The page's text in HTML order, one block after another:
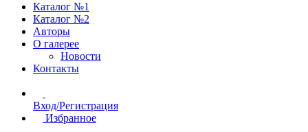
Каталог №1
Каталог №2
Авторы
О галерее
Новости
Контакты
Вход/Регистрация
Избранное